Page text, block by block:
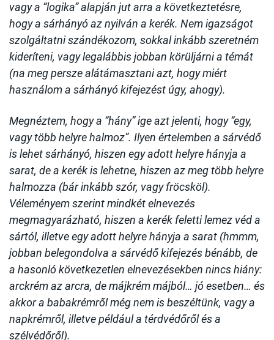
vagy a “logika” alapján jut arra a következtetésre,
hogy a sárhányó az nyilván a kerék. Nem igazságot
szolgáltatni szándékozom, sokkal inkább szeretném
kideríteni, vagy legalábbis jobban körüljárni a témát
(na meg persze alátámasztani azt, hogy miért
használom a sárhányó kifejezést úgy, ahogy).
Megnéztem, hogy a “hány” ige azt jelenti, hogy “egy,
vagy több helyre halmoz”. Ilyen értelemben a sárvédő
is lehet sárhányó, hiszen egy adott helyre hányja a
sarat, de a kerék is lehetne, hiszen az meg több helyre
halmozza (bár inkább szór, vagy fröcsköl).
Véleményem szerint mindkét elnevezés
megmagyarázható, hiszen a kerék feletti lemez véd a
sártól, illetve egy adott helyre hányja a sarat (hmmm,
jobban belegondolva a sárvédő kifejezés bénább, de
a hasonló következetlen elnevezésekben nincs hiány:
arckrém az arcra, de májkrém májból… jó esetben… és
akkor a babakrémről még nem is beszéltünk, vagy a
napkrémről, illetve például a térdvédőről és a
szélvédőről).